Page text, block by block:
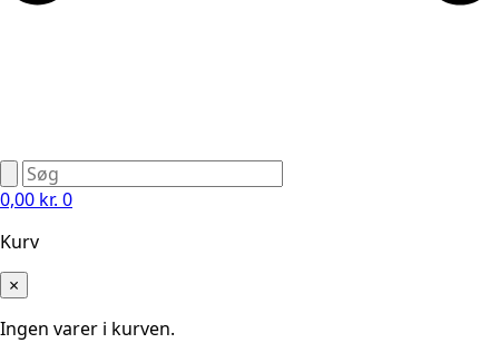
0,00 kr. 0
Kurv
×
Ingen varer i kurven.